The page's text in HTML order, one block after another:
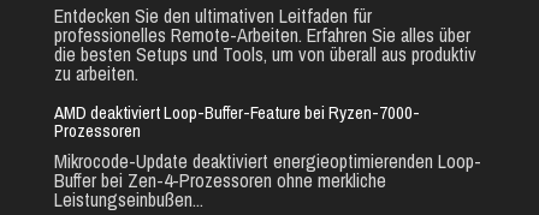
Entdecken Sie den ultimativen Leitfaden für
professionelles Remote-Arbeiten. Erfahren Sie alles über
die besten Setups und Tools, um von überall aus produktiv
zu arbeiten.
AMD deaktiviert Loop-Buffer-Feature bei Ryzen-7000-
Prozessoren
Mikrocode-Update deaktiviert energieoptimierenden Loop-
Buffer bei Zen-4-Prozessoren ohne merkliche
Leistungseinbußen...